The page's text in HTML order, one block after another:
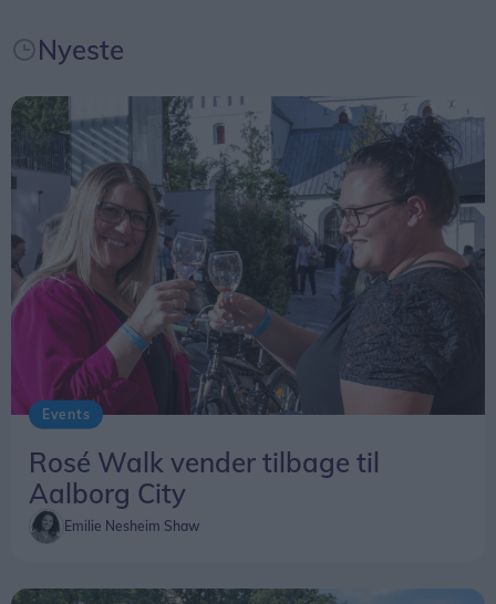
Deltagerne kan i tidsrummet kl. 15.00-18.00
smage på minimum tre rosévine hos hver af de
fem vinhandlere. Ruten bestemmer man selv, og
smagningerne kan gennemføres i eget tempo.
Der er et begrænset antal pladser, og billetter skal
købes på forhånd.
Armbånd og vinglas udleveres hos Aalborg City i
Lille Kongensgade 6 fredag 21. august mellem kl.
14.00 og 15.30 mod fremvisning af billetens QR-
kode.
Nyeste
Events
Rosé Walk vender tilbage til
Aalborg City
Emilie Nesheim Shaw